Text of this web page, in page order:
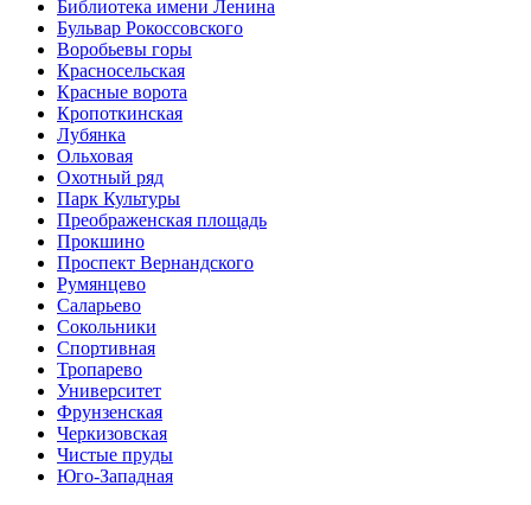
Библиотека имени Ленина
Бульвар Рокоссовского
Воробьевы горы
Красно­сельская
Красные ворота
Кропоткинс­кая
Лубянка
Ольховая
Охотный ряд
Парк Культуры
Преобра­женская площадь
Прокшино
Проспект Вернандского
Румянцево
Саларьево
Сокольники
Спортивная
Тропарево
Университет
Фрунзенская
Черкизовская
Чистые пруды
Юго-Западная